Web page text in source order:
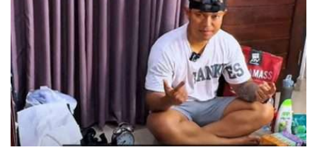
singkat
pesiar,sekolah
kerja
kapal
pesiar,magang
kerja
hotel